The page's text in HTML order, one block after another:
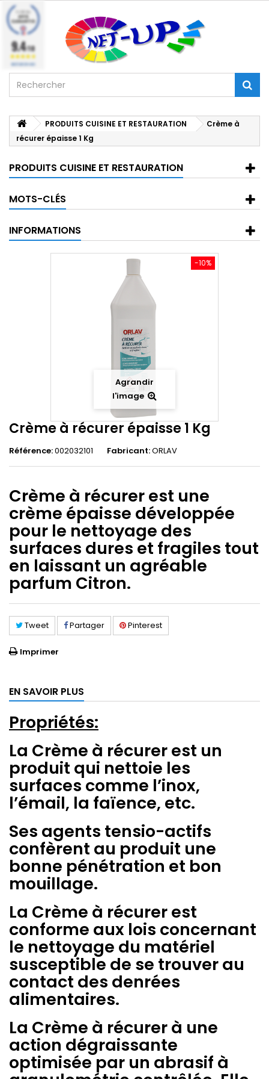
PRODUITS CUISINE ET RESTAURATION
Crème à
récurer épaisse 1 Kg
PRODUITS CUISINE ET RESTAURATION
MOTS-CLÉS
INFORMATIONS
-10%
Agrandir
l'image
Crème à récurer épaisse 1 Kg
Référence:002032101 Fabricant:ORLAV
Crème à récurer est une
crème épaisse développée
pour le nettoyage des
surfaces dures et fragiles tout
en laissant un agréable
parfum Citron.
Tweet Partager Pinterest
Imprimer
EN SAVOIR PLUS
Propriétés:
La Crème à récurer est un
produit qui nettoie les
surfaces comme l’inox,
l’émail, la faïence, etc.
Ses agents tensio-actifs
confèrent au produit une
bonne pénétration et bon
mouillage.
La Crème à récurer est
conforme aux lois concernant
le nettoyage du matériel
susceptible de se trouver au
contact des denrées
alimentaires.
La Crème à récurer à une
action dégraissante
optimisée par un abrasif à
9.4/10